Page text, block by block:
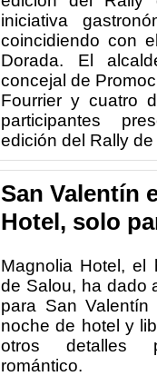
iniciativa
coincidiendo con
Dorada. El
concejal de
Fourrier y cuatro
participantes
edición del Rally de
San Valentín
Hotel, solo
Magnolia Hotel, el
de Salou, ha dado
para San
noche de hotel y
otros detalles
romántico.